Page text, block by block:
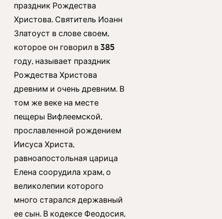
праздник Рождества
Христова. Святитель Иоанн
Златоуст в слове своем,
которое он говорил в 385
году, называет праздник
Рождества Христова
древним и очень древним. В
том же веке на месте
пещеры Вифлеемской,
прославленной рождением
Иисуса Христа,
равноапостольная царица
Елена соорудила храм, о
великолепии которого
много старался державный
ее сын. В кодексе Феодосия,